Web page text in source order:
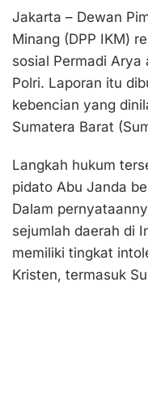
Jakarta – Dewan
Minang (DPP IKM)
sosial Permadi Arya
Polri. Laporan itu
kebencian yang
Sumatera Barat
Langkah hukum
pidato Abu Janda
Dalam
sejumlah daerah di
memiliki tingkat
Kristen, termasuk